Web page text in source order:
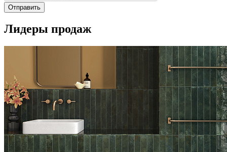
Отправить
Лидеры продаж